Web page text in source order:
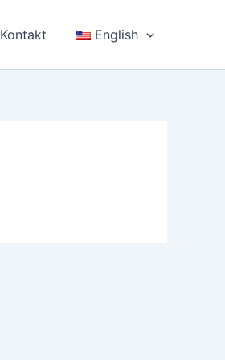
Kontakt English